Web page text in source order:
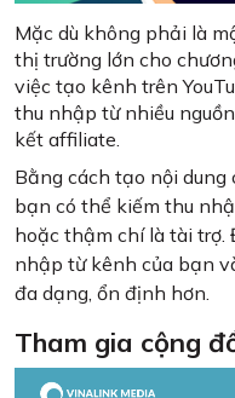
Mặc dù không phải là
thị trường lớn cho
việc tạo kênh trên
thu nhập từ nhiều
kết affiliate.
Bằng cách tạo nội dung
bạn có thể kiếm thu
hoặc thậm chí là tài trợ.
nhập từ kênh của bạn
đa dạng, ổn định hơn.
Tham gia cộng